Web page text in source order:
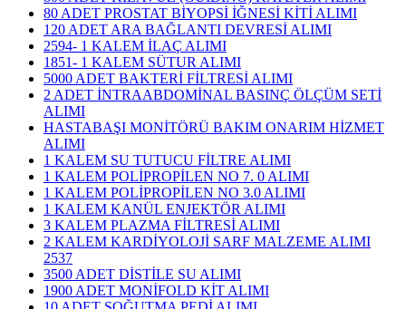
80 ADET PROSTAT BİYOPSİ İĞNESİ KİTİ ALIMI
120 ADET ARA BAĞLANTI DEVRESİ ALIMI
2594- 1 KALEM İLAÇ ALIMI
1851- 1 KALEM SÜTUR ALIMI
5000 ADET BAKTERİ FİLTRESİ ALIMI
2 ADET İNTRAABDOMİNAL BASINÇ ÖLÇÜM SETİ
ALIMI
HASTABAŞI MONİTÖRÜ BAKIM ONARIM HİZMET
ALIMI
1 KALEM SU TUTUCU FİLTRE ALIMI
1 KALEM POLİPROPİLEN NO 7. 0 ALIMI
1 KALEM POLİPROPİLEN NO 3.0 ALIMI
1 KALEM KANÜL ENJEKTÖR ALIMI
3 KALEM PLAZMA FİLTRESİ ALIMI
​2 KALEM KARDİYOLOJİ SARF MALZEME ALIMI
2537
3500 ADET DİSTİLE SU ALIMI
1900 ADET MONİFOLD KİT ALIMI